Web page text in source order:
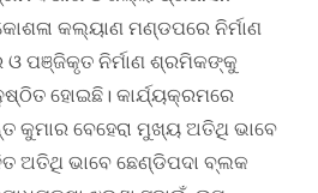
କଲ୍ୟାଣ ମଣ୍ଡପରେ ନିର୍ମାଣ
ପଞ୍ଜିକୃତ ନିର୍ମାଣ ଶ୍ରମିକଙ୍କୁ
ହୋଇଛି। କାର୍ଯ୍ୟକ୍ରମରେ
କୁମାର ବେହେରା ମୁଖ୍ୟ ଅତିଥି ଭାବେ
ଅତିଥି ଭାବେ ଛେଣ୍ଡିପଦା ବ୍ଲକ